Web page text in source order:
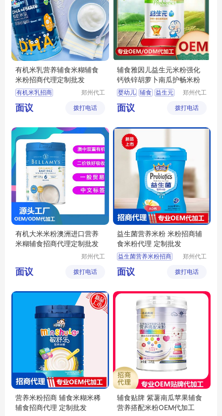
有机米乳营养辅食米糊辅食
米粉招商代理定制批发
有机米乳招商
有机米乳代理
婴幼儿辅食定制
宝宝辅食招商
郑州代工
技有限公
面议 拨打电话
辅食雅因儿益生元米粉强化
钙铁锌胡萝卜南瓜护畅米粉
婴幼儿 辅食 益生元
米粉
郑州代工
技有限公
面议 拨打电话
有机大米米粉澳洲进口营养
米糊辅食招商代理定制批发
郑州代工
技有限公
面议 拨打电话
益生菌营养米粉 米粉招商辅
食米粉代理 定制批发
益生菌营养米粉招商
宝宝米粉代理
婴儿米粉批发
宝宝辅食批发
郑州代工
技有限公
面议 拨打电话
营养米粉招商 辅食米糊米稀
辅食招商代理 定制批发
辅食贴牌 紫薯南瓜苹果辅食
营养搭配米粉OEM代加工